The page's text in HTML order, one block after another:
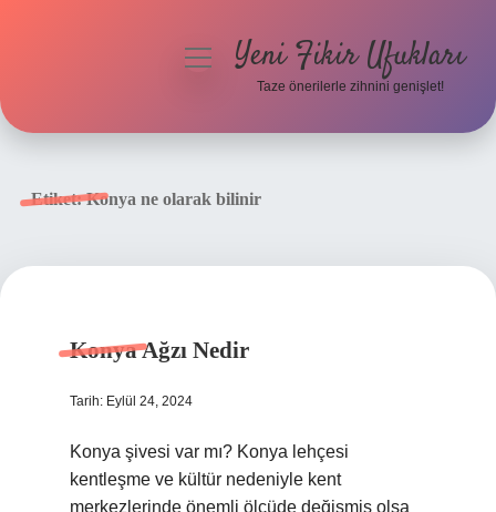
menüyüYeni Fikir Ufukları
Taze önerilerle zihnini genişlet!
Etiket:Konya ne olarak bilinir
Konya Ağzı Nedir
Tarih: Eylül 24, 2024
Konya şivesi var mı? Konya lehçesi
kentleşme ve kültür nedeniyle kent
merkezlerinde önemli ölçüde değişmiş olsa